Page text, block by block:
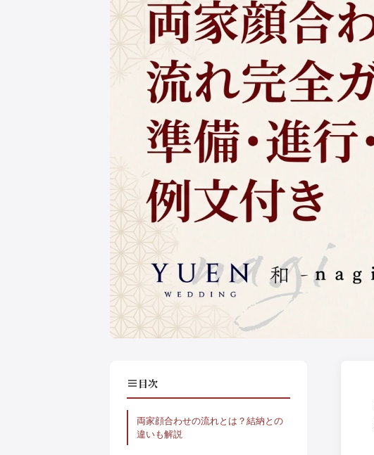
目次
両家顔合わせの流れとは？結納との
違いも解説